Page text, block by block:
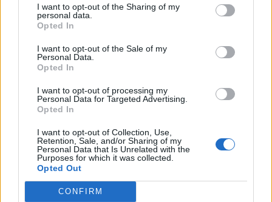
I want to opt-out of the Sharing of my
personal data.
Opted In
I want to opt-out of the Sale of my
Personal Data.
Opted In
I want to opt-out of processing my
Personal Data for Targeted Advertising.
Opted In
I want to opt-out of Collection, Use,
Retention, Sale, and/or Sharing of my
Personal Data that Is Unrelated with the
Purposes for which it was collected.
Opted Out
CONFIRM